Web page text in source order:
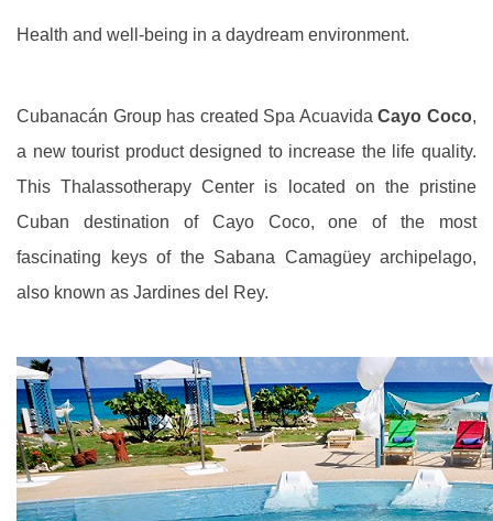
Health and well-being in a daydream environment.
Cubanacán Group has created Spa AcuavidaCayo Coco,
a new tourist product designed to increase the life quality.
This Thalassotherapy Center is located on the pristine
Cuban destination of Cayo Coco, one of the most
fascinating keys of the Sabana Camagüey archipelago,
also known as Jardines del Rey.